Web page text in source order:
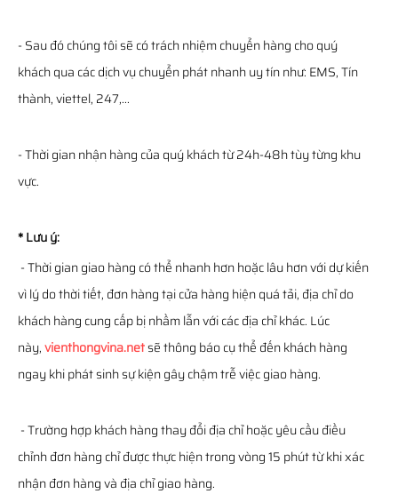
- Sau đó chúng tôi sẽ có trách nhiệm chuyển hàng cho quý
khách qua các dịch vụ chuyển phát nhanh uy tín như: EMS, Tín
thành, viettel, 247,...
- Thời gian nhận hàng của quý khách từ 24h-48h tùy từng khu
vực.
* Lưu ý:
- Thời gian giao hàng có thể nhanh hơn hoặc lâu hơn với dự kiến
vì lý do thời tiết, đơn hàng tại cửa hàng hiện quá tải, địa chỉ do
khách hàng cung cấp bị nhầm lẫn với các địa chỉ khác. Lúc
này,vienthongvina.netsẽ thông báo cụ thể đến khách hàng
ngay khi phát sinh sự kiện gây chậm trễ việc giao hàng.
- Trường hợp khách hàng thay đổi địa chỉ hoặc yêu cầu điều
chỉnh đơn hàng chỉ được thực hiện trong vòng 15 phút từ khi xác
nhận đơn hàng và địa chỉ giao hàng.